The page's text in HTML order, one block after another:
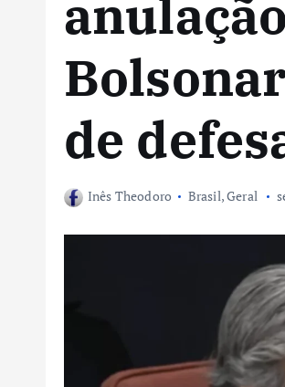
de
Inês Theodoro Brasil,Geral